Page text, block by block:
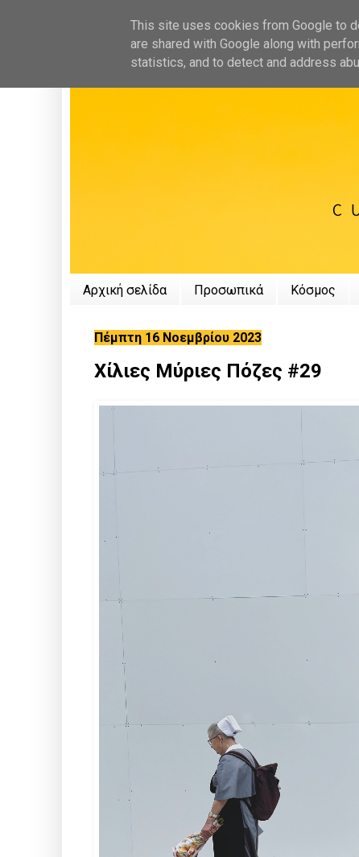
Αρχική σελίδα Προσωπικά Κόσμος
Πέμπτη 16 Νοεμβρίου 2023
Χίλιες Μύριες Πόζες #29
This site uses cookies from Google to
are shared with Google along with
statistics, and to detect and address